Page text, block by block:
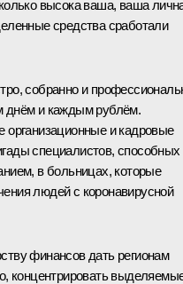
высока ваша, ваша
средства сработали
собранно и
днём и каждым рублём.
организационные и кадровые
специалистов, способных
в больницах, которые
людей с коронавирусной
финансов дать регионам
концентрировать